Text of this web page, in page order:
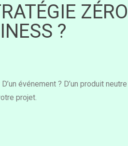
ZÉRO
?
événement ? D’un produit neutre
projet.